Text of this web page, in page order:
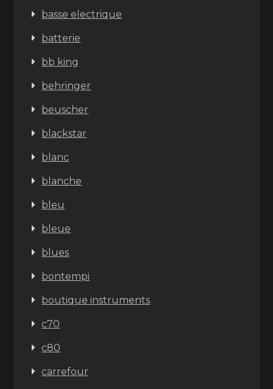
basse electrique
batterie
bb king
behringer
beuscher
blackstar
blanc
blanche
bleu
bleue
blues
bontempi
boutique instruments
c70
c80
carrefour